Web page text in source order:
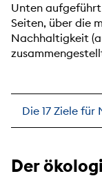
Unten
Seiten, über die
Nachhaltigkeit
Die 17 Ziele
Der